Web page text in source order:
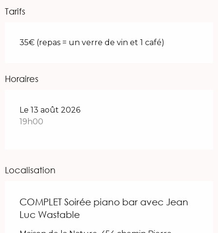
Tarifs
35€ (repas = un verre de vin et 1 café)
Horaires
Le 13 août 2026
19h00
Localisation
COMPLET Soirée piano bar avec Jean
Luc Wastable